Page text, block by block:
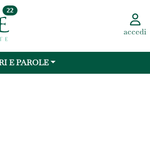
22
accedi
E PAROLE